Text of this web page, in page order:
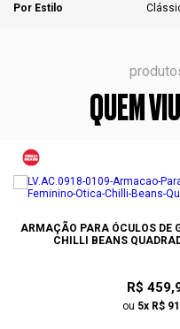
Por Estilo
QUEM
ARMAÇÃO PARA ÓCULOS DE
CHILLI BEANS
R$
ou 5x R$